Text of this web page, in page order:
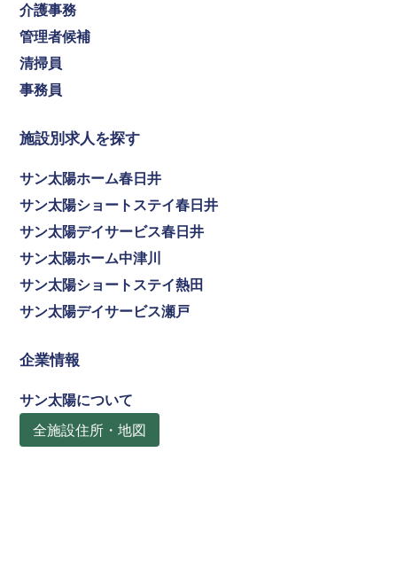
介護事務
管理者候補
清掃員
事務員
施設別求人を探す
サン太陽ホーム春日井
サン太陽ショートステイ春日井
サン太陽デイサービス春日井
サン太陽ホーム中津川
サン太陽ショートステイ熱田
サン太陽デイサービス瀬戸
企業情報
サン太陽について
全施設住所・地図